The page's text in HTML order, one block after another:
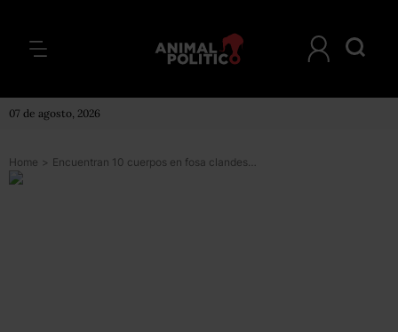
07 de agosto, 2026
Home > Encuentran 10 cuerpos en fosa clandestina en Durango